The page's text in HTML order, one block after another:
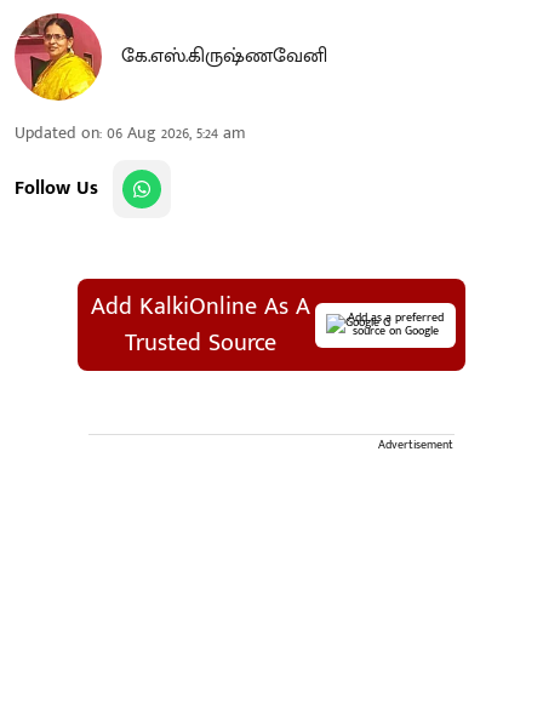
கே.எஸ்.கிருஷ்ணவேனி
Updated on:06 Aug 2026, 5:24 am
Follow Us
Add KalkiOnline As A
Trusted Source
Add as a preferred
source on Google
Advertisement